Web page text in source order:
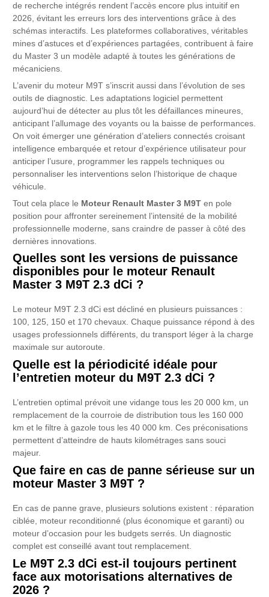
de recherche intégrés rendent l’accès encore plus intuitif en
2026, évitant les erreurs lors des interventions grâce à des
schémas interactifs. Les plateformes collaboratives, véritables
mines d’astuces et d’expériences partagées, contribuent à faire
du Master 3 un modèle adapté à toutes les générations de
mécaniciens.
L’avenir du moteur M9T s’inscrit aussi dans l’évolution de ses
outils de diagnostic. Les adaptations logiciel permettent
aujourd’hui de détecter au plus tôt les défaillances mineures,
anticipant l’allumage des voyants ou la baisse de performances.
On voit émerger une génération d’ateliers connectés croisant
intelligence embarquée et retour d’expérience utilisateur pour
anticiper l’usure, programmer les rappels techniques ou
personnaliser les interventions selon l’historique de chaque
véhicule.
Tout cela place le Moteur Renault Master 3 M9T en pole
position pour affronter sereinement l’intensité de la mobilité
professionnelle moderne, sans craindre de passer à côté des
dernières innovations.
Quelles sont les versions de puissance
disponibles pour le moteur Renault
Master 3 M9T 2.3 dCi ?
Le moteur M9T 2.3 dCi est décliné en plusieurs puissances :
100, 125, 150 et 170 chevaux. Chaque puissance répond à des
usages professionnels différents, du transport léger à la charge
maximale sur autoroute.
Quelle est la périodicité idéale pour
l’entretien moteur du M9T 2.3 dCi ?
L’entretien optimal prévoit une vidange tous les 20 000 km, un
remplacement de la courroie de distribution tous les 160 000
km et le filtre à gazole tous les 40 000 km. Ces préconisations
permettent d’atteindre de hauts kilométrages sans souci
majeur.
Que faire en cas de panne sérieuse sur un
moteur Master 3 M9T ?
En cas de panne grave, plusieurs solutions existent : réparation
ciblée, moteur reconditionné (plus économique et garanti) ou
moteur d’occasion pour les budgets serrés. Un diagnostic
complet est conseillé avant tout remplacement.
Le M9T 2.3 dCi est-il toujours pertinent
face aux motorisations alternatives de
2026 ?